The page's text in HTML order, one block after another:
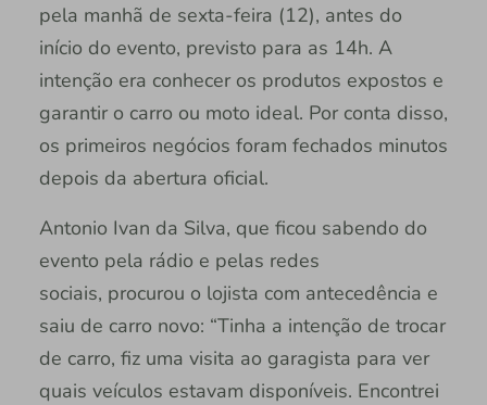
pela manhã de sexta-feira (12), antes do
início do evento, previsto para as 14h. A
intenção era conhecer os produtos expostos e
garantir o carro ou moto ideal. Por conta disso,
os primeiros negócios foram fechados minutos
depois da abertura oficial.
Antonio Ivan da Silva, que ficou sabendo do
evento pela rádio e pelas redes
sociais, procurou o lojista com antecedência e
saiu de carro novo: “Tinha a intenção de trocar
de carro, fiz uma visita ao garagista para ver
quais veículos estavam disponíveis. Encontrei